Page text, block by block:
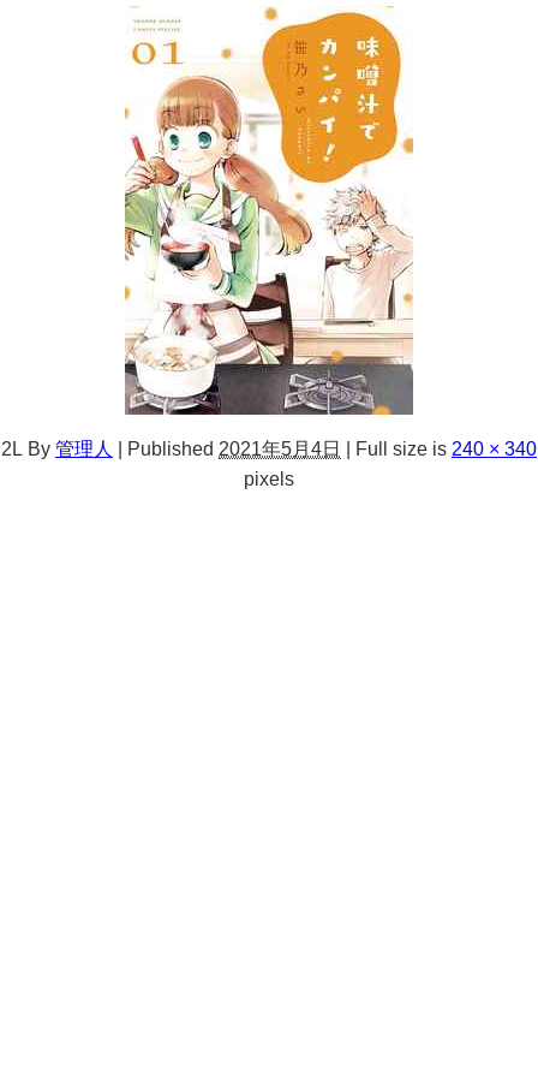
2L By 管理人 Published 2021年5月4日 Full size is 240 × 340
pixels